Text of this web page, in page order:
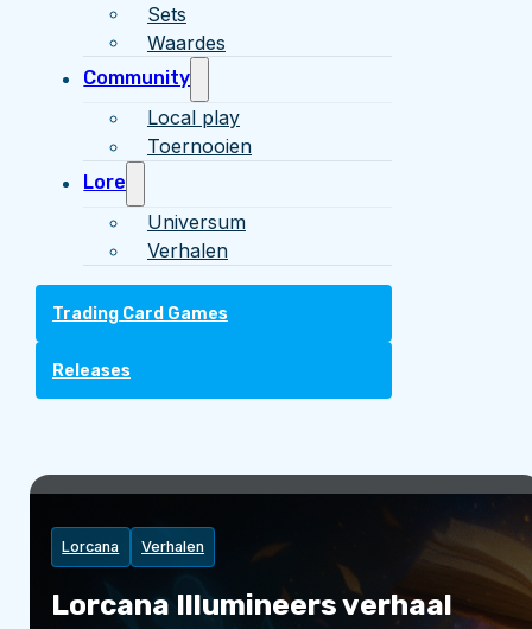
Sets
Waardes
Community
Local play
Toernooien
Lore
Universum
Verhalen
Trading Card Games
Releases
Lorcana Verhalen
Lorcana Illumineers verhaal